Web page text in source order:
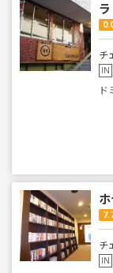
チ
IN
ド
チ
IN